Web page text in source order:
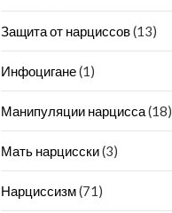
Защита от нарциссов(13)
Инфоцигане(1)
Манипуляции нарцисса(18)
Мать нарцисски(3)
Нарциссизм(71)